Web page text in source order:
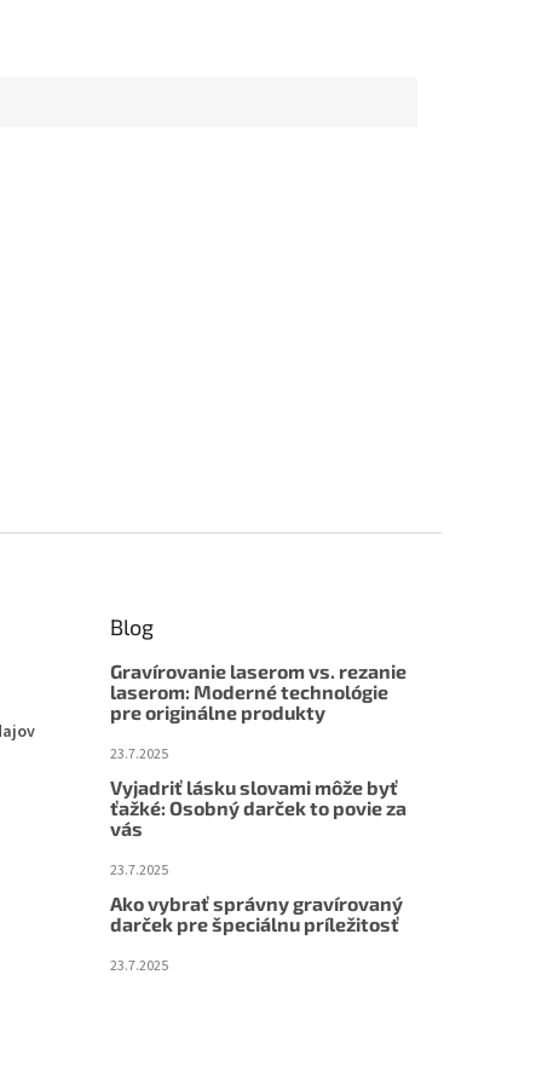
Blog
Gravírovanie laserom vs. rezanie
laserom: Moderné technológie
pre originálne produkty
23.7.2025
Vyjadriť lásku slovami môže byť
ťažké: Osobný darček to povie za
vás
23.7.2025
Ako vybrať správny gravírovaný
darček pre špeciálnu príležitosť
23.7.2025